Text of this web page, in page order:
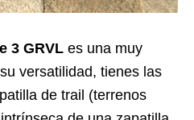
3 GRVL es una muy
versatilidad, tienes las
de trail (terrenos